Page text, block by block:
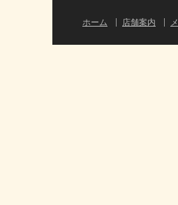
ホーム 店舗案内